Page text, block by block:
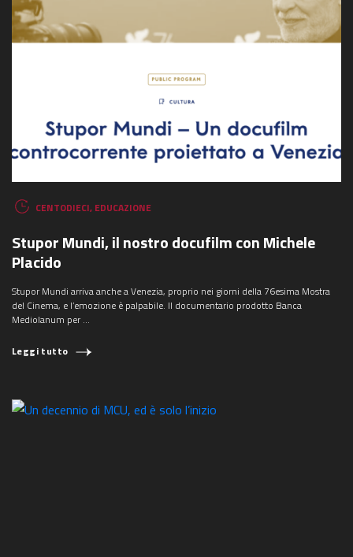
CENTODIECI, EDUCAZIONE
Stupor Mundi, il nostro docufilm con Michele
Placido
Stupor Mundi arriva anche a Venezia, proprio nei giorni della 76esima Mostra
del Cinema, e l’emozione è palpabile. Il documentario prodotto Banca
Mediolanum per ...
Leggi tutto